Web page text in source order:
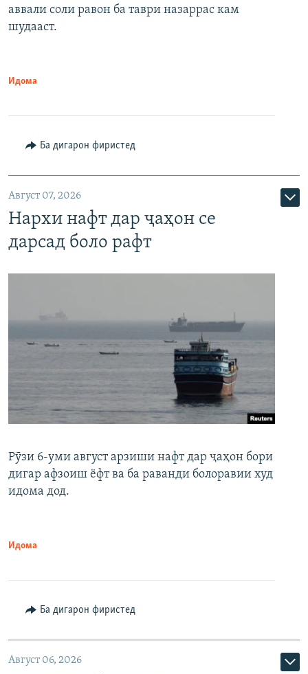
аввали соли равон ба таври назаррас кам
шудааст.
Идома
Ба дигарон фиристед
Август 07, 2026
Нархи нафт дар ҷаҳон се
дарсад боло рафт
Рӯзи 6-уми август арзиши нафт дар ҷаҳон бори
дигар афзоиш ёфт ва ба раванди болоравии худ
идома дод.
Идома
Ба дигарон фиристед
Август 06, 2026